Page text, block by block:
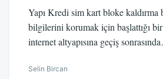
Yapı Kredi sim kart bloke kaldırma
bilgilerini korumak için başlattığı
internet altyapısına geçiş
Selin Bircan